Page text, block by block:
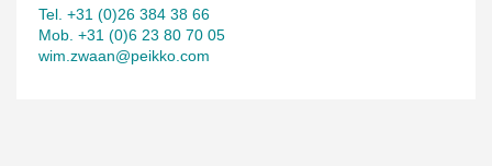
Tel. +31 (0)26 384 38 66
Mob. +31 (0)6 23 80 70 05
wim.zwaan@peikko.com